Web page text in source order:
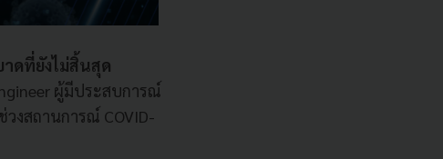
ดที่ยังไม่สิ้นสุด
ผู้มีประสบการณ์
งสถานการณ์ COVID-